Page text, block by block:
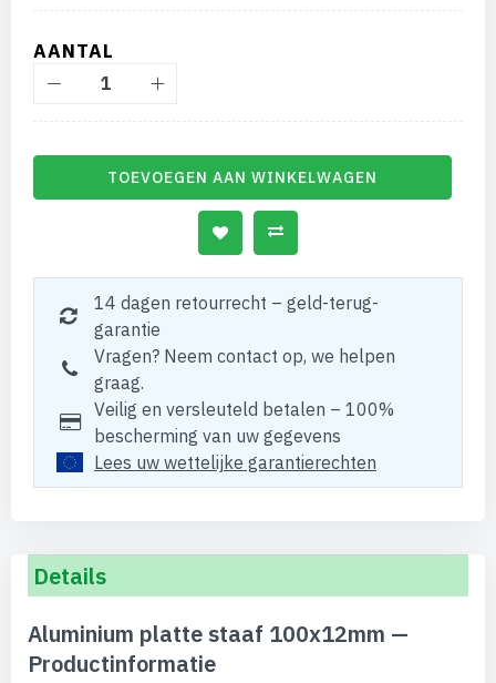
AANTAL
TOEVOEGEN AAN WINKELWAGEN
14 dagen retourrecht – geld-terug-
garantie
Vragen? Neem contact op, we helpen
graag.
Veilig en versleuteld betalen – 100%
bescherming van uw gegevens
Lees uw wettelijke garantierechten
Details
Aluminium platte staaf 100x12mm —
Productinformatie